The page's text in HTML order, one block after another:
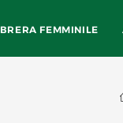
BRERA FEMMINILE